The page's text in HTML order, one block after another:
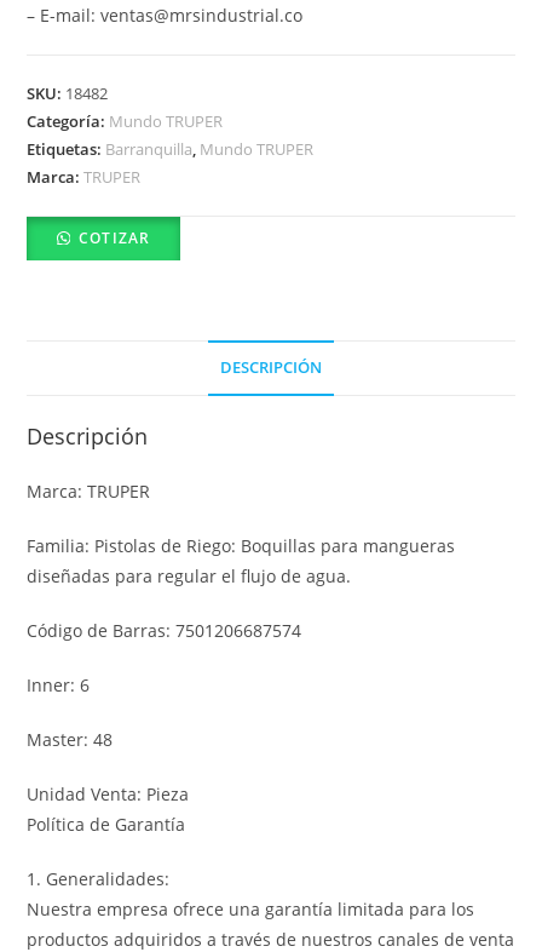
– E-mail: ventas@mrsindustrial.co
SKU: 18482
Categoría: Mundo TRUPER
Etiquetas: Barranquilla, Mundo TRUPER
Marca:TRUPER
COTIZAR
DESCRIPCIÓN
Descripción
Marca: TRUPER
Familia: Pistolas de Riego: Boquillas para mangueras
diseñadas para regular el flujo de agua.
Código de Barras: 7501206687574
Inner: 6
Master: 48
Unidad Venta: Pieza
Política de Garantía
1. Generalidades:
Nuestra empresa ofrece una garantía limitada para los
productos adquiridos a través de nuestros canales de venta